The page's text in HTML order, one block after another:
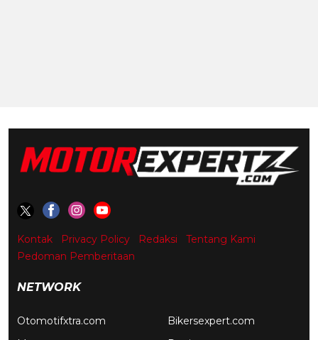
Kontak Privacy Policy Redaksi
Tentang Kami
Pedoman Pemberitaan
NETWORK
Otomotifxtra.com
Bikersexpert.com